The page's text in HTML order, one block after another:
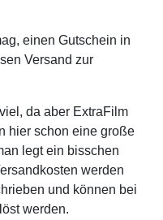
einen Gutschein in
Versand zur
da aber ExtraFilm
hier schon eine große
legt ein bisschen
werden
und können bei
werden.